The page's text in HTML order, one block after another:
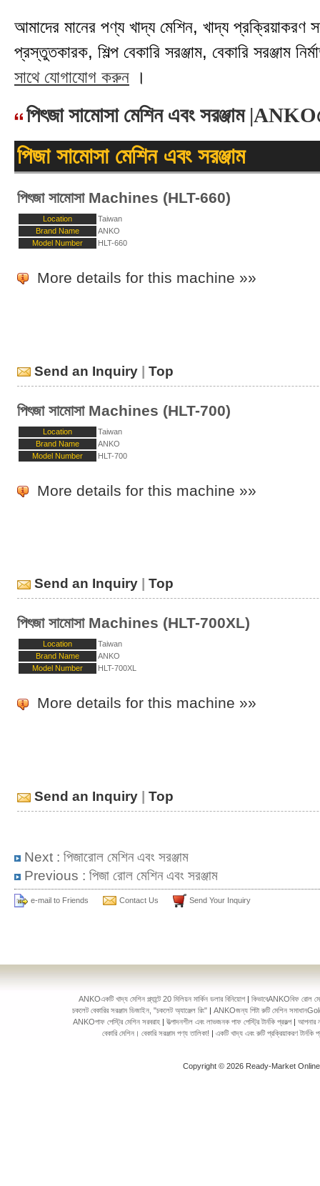
আমাদের মানের পণ্য খাদ্য মেশিন, খাদ্য প্রক্রিয়াকরণ
প্রস্তুতকারক, শিল্প বেকারি সরঞ্জাম, বেকারি সরঞ্জাম
সাথে যোগাযোগ করুন ।
পিৎজা সামোসা মেশিন এবং সরঞ্জাম
পিজা সামোসা মেশিন এবং সরঞ্জাম
পিৎজা সামোসা Machines (HLT-660)
Location
Taiwan
Brand Name
ANKO
Model Number
HLT-660
More details for this machine »»
Send an Inquiry | Top
পিৎজা সামোসা Machines (HLT-700)
Location
Taiwan
Brand Name
ANKO
Model Number
HLT-700
More details for this machine »»
Send an Inquiry | Top
পিৎজা সামোসা Machines (HLT-700XL)
Location
Taiwan
Brand Name
ANKO
Model Number
HLT-700XL
More details for this machine »»
Send an Inquiry | Top
Next : পিজারোল মেশিন এবং সরঞ্জাম
Previous : পিজা রোল মেশিন এবং সরঞ্জাম
e-mail to Friends Contact Us Send Your Inquiry
ANKOএকটি খাদ্য মেশিন প্ল্যান্টে 20 মিলিয়ন মার্কিন ডলার বিনিয়োগ |কিভাবেANKOবিফ রোল
চকলেট বেকারির সরঞ্জাম ডিজাইন, "চকলেট অ্যাঞ্জেল রিং" |ANKOজন্য পিটা রুটি মেশিন
ANKOপাফ পেস্ট্রি মেশিন সরবরাহ |উত্পাদনশীল এবং লাভজনক পাফ পেস্ট্রি টার্নকি প্রকল্প|আপনার
বেকারি মেশিন। বেকারি সরঞ্জাম পণ্য তালিকা! | একটি খাদ্য এবং রুটি প্রক্রিয়াকরণ
Copyright © 2026 Ready-Market